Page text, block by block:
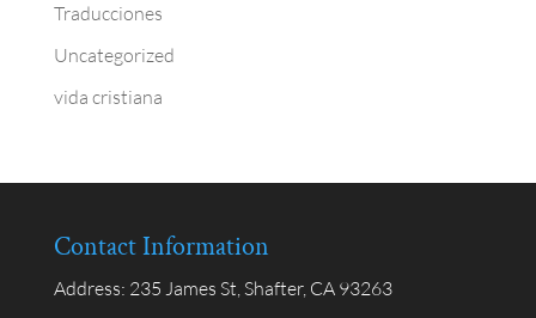
Traducciones
Uncategorized
vida cristiana
Contact Information
Address: 235 James St, Shafter, CA 93263